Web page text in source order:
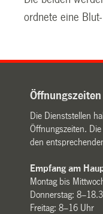
ordnete eine
Öffnungszeiten
Die Dienststellen
Öffnungszeiten.
den
Empfang am
Montag bis
Donnerstag:
Freitag: 8–16 Uhr